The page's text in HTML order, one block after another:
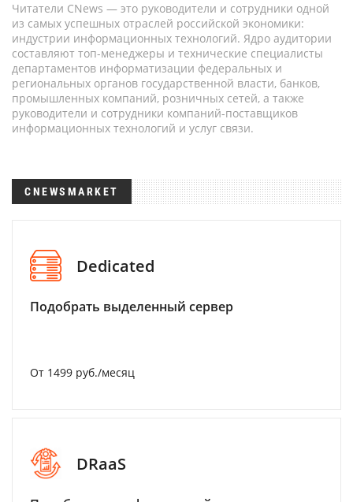
Читатели CNews — это руководители и сотрудники одной
из самых успешных отраслей российской экономики:
индустрии информационных технологий. Ядро аудитории
составляют топ-менеджеры и технические специалисты
департаментов информатизации федеральных и
региональных органов государственной власти, банков,
промышленных компаний, розничных сетей, а также
руководители и сотрудники компаний-поставщиков
информационных технологий и услуг связи.
CNEWSMARKET
Dedicated
Подобрать выделенный сервер
От 1499 руб./месяц
DRaaS